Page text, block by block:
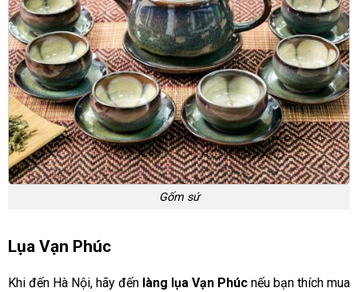
Gốm sứ
Lụa Vạn Phúc
Khi đến Hà Nội, hãy đến làng lụa Vạn Phúc nếu bạn thích mua